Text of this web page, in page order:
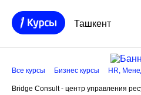
Ташкент
Все курсы Бизнес курсы HR,
Bridge Consult - центр управления